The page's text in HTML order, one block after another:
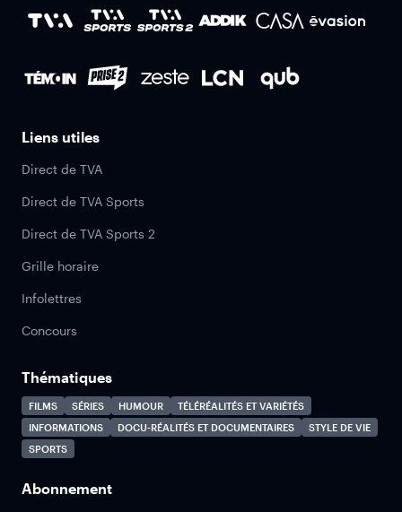
Liens utiles
Direct de TVA
Direct de TVA Sports
Direct de TVA Sports 2
Grille horaire
Infolettres
Concours
Thématiques
FILMS SÉRIES HUMOUR
TÉLÉRÉALITÉS ET VARIÉTÉS
INFORMATIONS
DOCU-RÉALITÉS ET DOCUMENTAIRES
STYLE DE VIE
SPORTS
Abonnement